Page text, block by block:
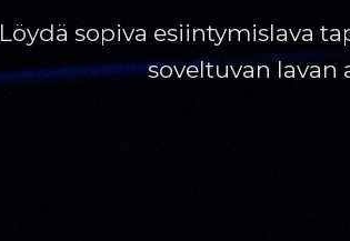
Löydä sopiva esiintymislava
soveltuvan lavan